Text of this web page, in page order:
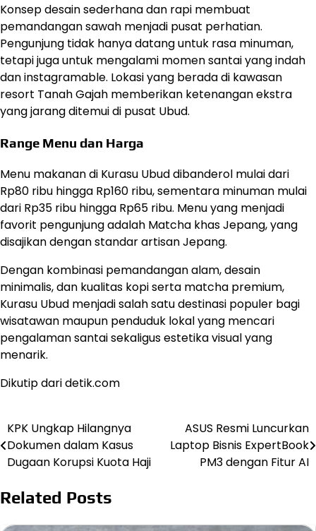
Konsep desain sederhana dan rapi membuat
pemandangan sawah menjadi pusat perhatian.
Pengunjung tidak hanya datang untuk rasa minuman,
tetapi juga untuk mengalami momen santai yang indah
dan instagramable. Lokasi yang berada di kawasan
resort Tanah Gajah memberikan ketenangan ekstra
yang jarang ditemui di pusat Ubud.
Range Menu dan Harga
Menu makanan di Kurasu Ubud dibanderol mulai dari
Rp80 ribu hingga Rp160 ribu, sementara minuman mulai
dari Rp35 ribu hingga Rp65 ribu. Menu yang menjadi
favorit pengunjung adalah Matcha khas Jepang, yang
disajikan dengan standar artisan Jepang.
Dengan kombinasi pemandangan alam, desain
minimalis, dan kualitas kopi serta matcha premium,
Kurasu Ubud menjadi salah satu destinasi populer bagi
wisatawan maupun penduduk lokal yang mencari
pengalaman santai sekaligus estetika visual yang
menarik.
Dikutip dari detik.com
Post
navigation
KPK Ungkap Hilangnya
Dokumen dalam Kasus
Dugaan Korupsi Kuota Haji
ASUS Resmi Luncurkan
Laptop Bisnis ExpertBook
PM3 dengan Fitur AI
Related Posts